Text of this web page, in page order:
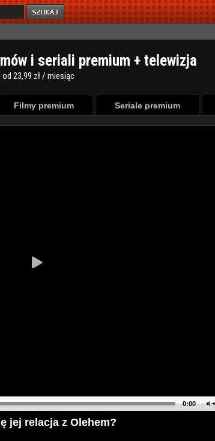
i seriali premium + telewizja
23,99 zł / miesiąc
Filmy premium Seriale premium
0:00
jej relacja z Olehem?